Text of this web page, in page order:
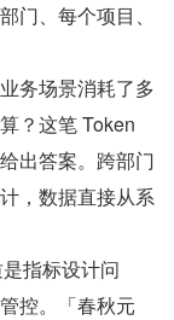
门、每个项目、
务场景消耗了多
？这笔 Token
出答案。跨部门
，数据直接从系
指标设计问
控。「春秋元